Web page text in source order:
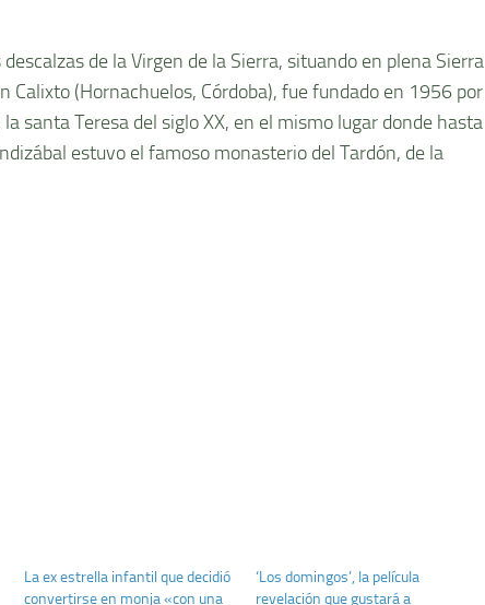
de la Virgen de la Sierra, situando en plena Sierra
Calixto (Hornachuelos, Córdoba), fue fundado en 1956 por
santa Teresa del siglo XX, en el mismo lugar donde hasta
estuvo el famoso monasterio del Tardón, de la
La ex estrella infantil que decidió
convertirse en monja «con una
‘Los domingos’, la película
revelación que gustará a